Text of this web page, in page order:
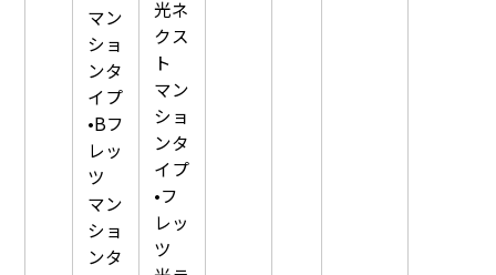
マン
ショ
ンタ
イプ
•Bフ
レッ
ツ
マン
ショ
ンタ
光ネ
クス
ト
マン
ショ
ンタ
イプ
•フ
レッ
ツ